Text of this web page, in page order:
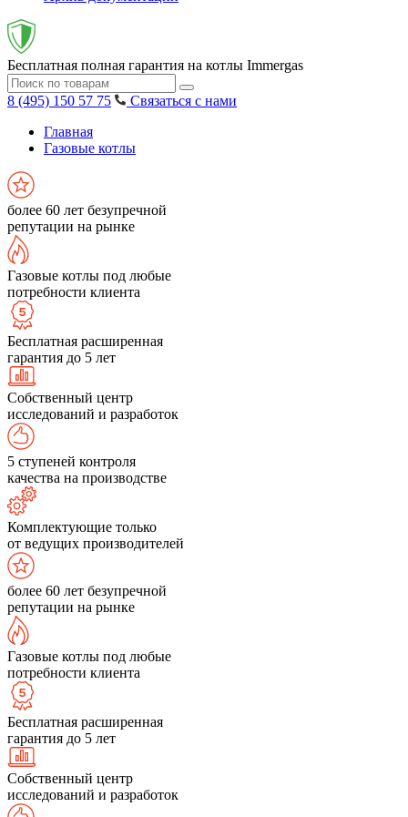
Бесплатная полная гарантия на котлы Immergas
8 (495) 150 57 75
Связаться с нами
Главная
Газовые котлы
более 60 лет безупречной
репутации на рынке
Газовые котлы под любые
потребности клиента
Бесплатная расширенная
гарантия до 5 лет
Собственный центр
исследований и разработок
5 ступеней контроля
качества на производстве
Комплектующие только
от ведущих производителей
более 60 лет безупречной
репутации на рынке
Газовые котлы под любые
потребности клиента
Бесплатная расширенная
гарантия до 5 лет
Собственный центр
исследований и разработок